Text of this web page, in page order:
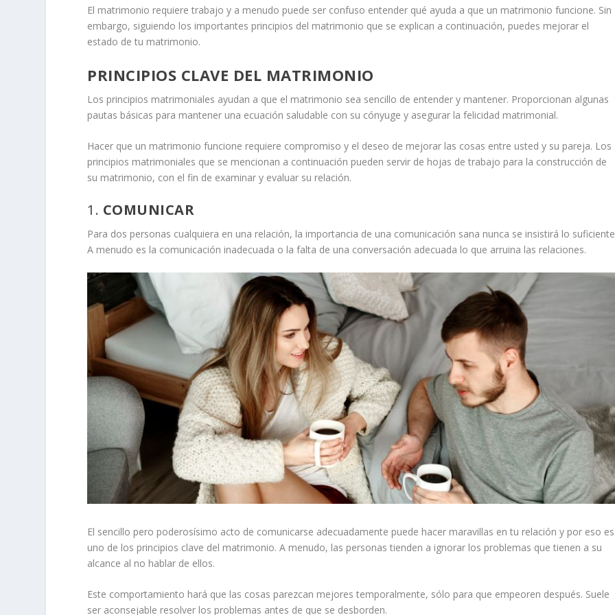
El matrimonio requiere trabajo y a menudo puede ser confuso entender qué ayuda a que un matrimonio funcione. Sin
embargo, siguiendo los importantes principios del matrimonio que se explican a continuación, puedes mejorar el
estado de tu matrimonio.
PRINCIPIOS CLAVE DEL MATRIMONIO
Los principios matrimoniales ayudan a que el matrimonio sea sencillo de entender y mantener. Proporcionan algunas
pautas básicas para mantener una ecuación saludable con su cónyuge y asegurar la felicidad matrimonial.
Hacer que un matrimonio funcione requiere compromiso y el deseo de mejorar las cosas entre usted y su pareja. Los
principios matrimoniales que se mencionan a continuación pueden servir de hojas de trabajo para la construcción de
su matrimonio, con el fin de examinar y evaluar su relación.
1. COMUNICAR
Para dos personas cualquiera en una relación, la importancia de una comunicación sana nunca se insistirá lo
A menudo es la comunicación inadecuada o la falta de una conversación adecuada lo que arruina las relaciones.
El sencillo pero poderosísimo acto de comunicarse adecuadamente puede hacer maravillas en tu relación y por eso es
uno de los principios clave del matrimonio. A menudo, las personas tienden a ignorar los problemas que tienen a su
alcance al no hablar de ellos.
Este comportamiento hará que las cosas parezcan mejores temporalmente, sólo para que empeoren después. Suele
ser aconsejable resolver los problemas antes de que se desborden.